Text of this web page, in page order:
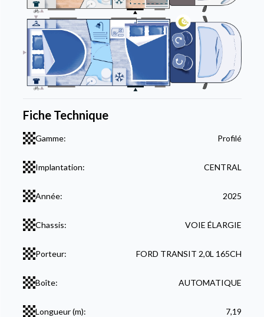
Fiche Technique
Gamme: Profilé
Implantation: CENTRAL
Année: 2025
Chassis: VOIE ÉLARGIE
Porteur: FORD TRANSIT 2,0L 165CH
Boîte: AUTOMATIQUE
Longueur (m): 7,19